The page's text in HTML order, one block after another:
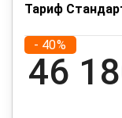
Тариф
- 40%
46